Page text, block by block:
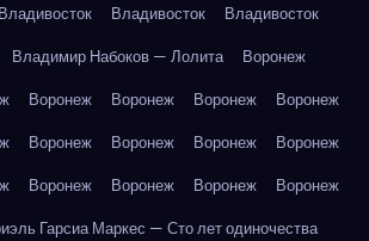
Владивосток Владивосток
Владивосток
Владимир Набоков — Лолита
Воронеж
Воронеж Воронеж Воронеж
Воронеж
Воронеж Воронеж Воронеж
Воронеж
Воронеж Воронеж Воронеж
Воронеж
Гарсиа Маркес — Сто лет одиночества